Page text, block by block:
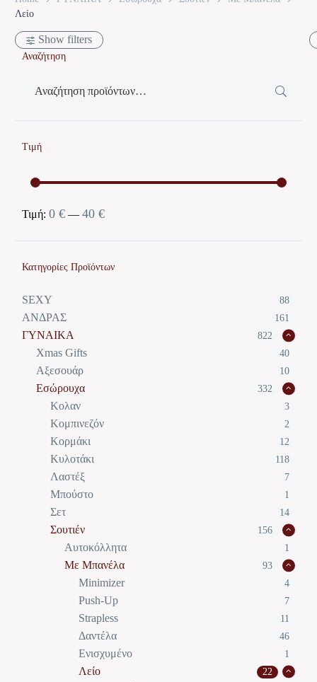
Λείο
Show filters
Αναζήτηση
Τιμή
Ελάχιστη
Μέγιστη
Τιμή: 0 € — 40 €
Κατηγορίες Προϊόντων
SEXY 88
ΑΝΔΡΑΣ 161
ΓΥΝΑΙΚΑ 822
Xmas Gifts 40
Αξεσουάρ 10
Εσώρουχα 332
Κολαν 3
Κομπινεζόν 2
Κορμάκι 12
Κυλοτάκι 118
Λαστέξ 7
Μπούστο 1
Σετ 14
Σουτιέν 156
Αυτοκόλλητα 1
Με Μπανέλα 93
Minimizer 4
Push-Up 7
Strapless 11
Δαντέλα 46
Ενισχυμένο 1
Λείο 22